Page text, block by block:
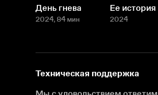
День гнева
2024, 84 мин
Ее история
2024
Техническая поддержка